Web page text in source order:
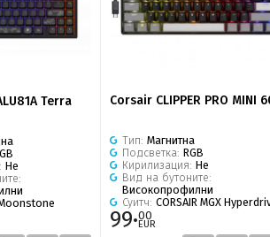
Terra
Не
Corsair CLIPPER PRO MINI
Тип: Магнитна
Подсветка: RGB
Кирилизация: Не
Вид на бутоните:
Високопрофилни
Суитч: CORSAIR MGX
99·00
EUR